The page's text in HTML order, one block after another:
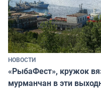
НОВОСТИ
«РыбаФест», кружок
мурманчан в эти